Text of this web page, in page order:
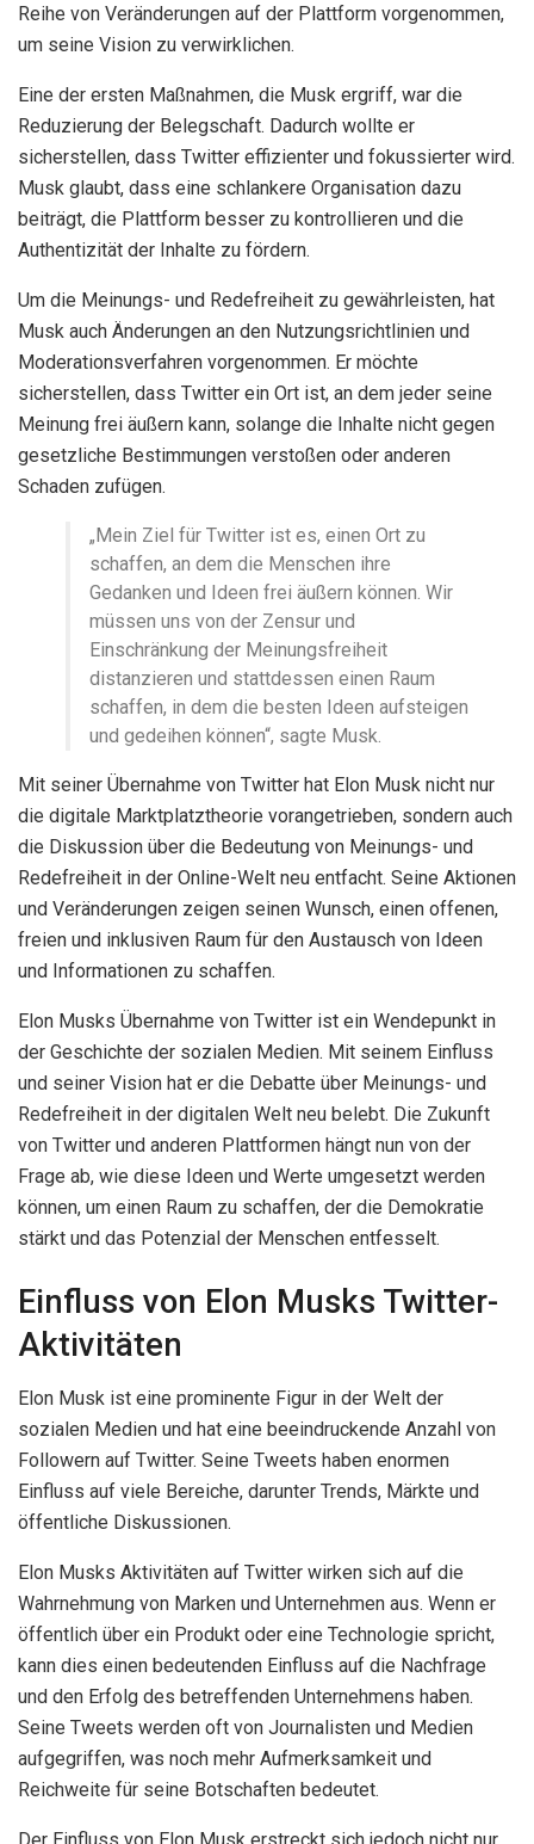
Reihe von Veränderungen auf der Plattform vorgenommen,
um seine Vision zu verwirklichen.
Eine der ersten Maßnahmen, die Musk ergriff, war die
Reduzierung der Belegschaft. Dadurch wollte er
sicherstellen, dass Twitter effizienter und fokussierter wird.
Musk glaubt, dass eine schlankere Organisation dazu
beiträgt, die Plattform besser zu kontrollieren und die
Authentizität der Inhalte zu fördern.
Um die Meinungs- und Redefreiheit zu gewährleisten, hat
Musk auch Änderungen an den Nutzungsrichtlinien und
Moderationsverfahren vorgenommen. Er möchte
sicherstellen, dass Twitter ein Ort ist, an dem jeder seine
Meinung frei äußern kann, solange die Inhalte nicht gegen
gesetzliche Bestimmungen verstoßen oder anderen
Schaden zufügen.
„Mein Ziel für Twitter ist es, einen Ort zu
schaffen, an dem die Menschen ihre
Gedanken und Ideen frei äußern können. Wir
müssen uns von der Zensur und
Einschränkung der Meinungsfreiheit
distanzieren und stattdessen einen Raum
schaffen, in dem die besten Ideen aufsteigen
und gedeihen können“, sagte Musk.
Mit seiner Übernahme von Twitter hat Elon Musk nicht nur
die digitale Marktplatztheorie vorangetrieben, sondern auch
die Diskussion über die Bedeutung von Meinungs- und
Redefreiheit in der Online-Welt neu entfacht. Seine Aktionen
und Veränderungen zeigen seinen Wunsch, einen offenen,
freien und inklusiven Raum für den Austausch von Ideen
und Informationen zu schaffen.
Elon Musks Übernahme von Twitter ist ein Wendepunkt in
der Geschichte der sozialen Medien. Mit seinem Einfluss
und seiner Vision hat er die Debatte über Meinungs- und
Redefreiheit in der digitalen Welt neu belebt. Die Zukunft
von Twitter und anderen Plattformen hängt nun von der
Frage ab, wie diese Ideen und Werte umgesetzt werden
können, um einen Raum zu schaffen, der die Demokratie
stärkt und das Potenzial der Menschen entfesselt.
Einfluss von Elon Musks Twitter-
Aktivitäten
Elon Musk ist eine prominente Figur in der Welt der
sozialen Medien und hat eine beeindruckende Anzahl von
Followern auf Twitter. Seine Tweets haben enormen
Einfluss auf viele Bereiche, darunter Trends, Märkte und
öffentliche Diskussionen.
Elon Musks Aktivitäten auf Twitter wirken sich auf die
Wahrnehmung von Marken und Unternehmen aus. Wenn er
öffentlich über ein Produkt oder eine Technologie spricht,
kann dies einen bedeutenden Einfluss auf die Nachfrage
und den Erfolg des betreffenden Unternehmens haben.
Seine Tweets werden oft von Journalisten und Medien
aufgegriffen, was noch mehr Aufmerksamkeit und
Reichweite für seine Botschaften bedeutet.